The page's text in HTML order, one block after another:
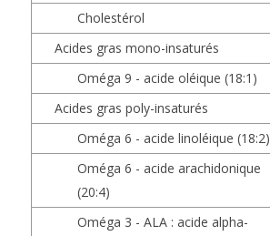
Cholestérol
Acides gras mono-insaturés
Oméga 9 - acide oléique (18:1)
Acides gras poly-insaturés
Oméga 6 - acide linoléique (18:2)
Oméga 6 - acide arachidonique
(20:4)
Oméga 3 - ALA : acide alpha-